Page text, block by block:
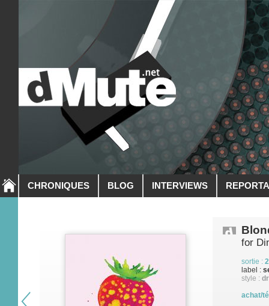
CHRONIQUES BLOG INTERVIEWS
for
sortie :
label :
style :
achat/